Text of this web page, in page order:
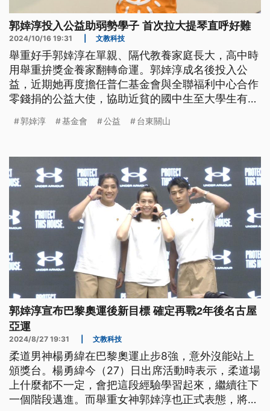
郭婞淳投入公益助弱勢學子 首次拉大提琴直呼好難
2024/10/16 19:31 文教科技
舉重好手郭婞淳在單親、隔代教養家庭長大，高中時
用舉重拚獎金養家翻轉命運。郭婞淳成名後投入公
益，近期她再度擔任普仁基金會與全聯福利中心合作
零錢捐的公益大使，協助近貧的國中生至大學生有更
郭婞淳 基金會 公益 台東關山
郭婞淳宣布巴黎奧運後新目標 確定再戰2年後名古屋
亞運
2024/8/27 19:31 文教科技
柔道男神楊勇緯在巴黎奧運止步8強，意外沒能站上
頒獎台。楊勇緯今（27）日出席活動時表示，柔道場
上什麼都不一定，會把這段經驗學習起來，繼續往下
一個階段邁進。而舉重女神郭婞淳也正式表態，將投